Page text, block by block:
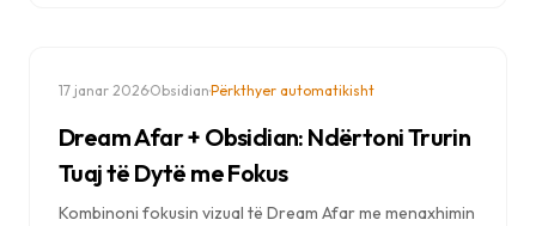
17 janar 2026·Obsidian·Përkthyer automatikisht
Dream Afar + Obsidian: Ndërtoni Trurin
Tuaj të Dytë me Fokus
Kombinoni fokusin vizual të Dream Afar me menaxhimin